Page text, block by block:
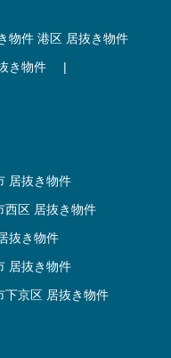
物件 港区 居抜き物件
き物件
|
居抜き物件
西区 居抜き物件
抜き物件
居抜き物件
下京区 居抜き物件